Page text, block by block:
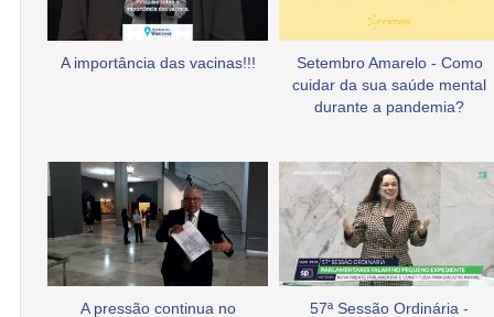
A importância das vacinas!!!
Setembro Amarelo - Como
cuidar da sua saúde mental
durante a pandemia?
A pressão continua no
57ª Sessão Ordinária -